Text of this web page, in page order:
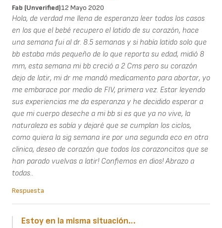
Fab (unverified)12 Mayo 2020
Hola, de verdad me llena de esperanza leer todos los casos
en los que el bebé recupero el latido de su corazón, hace
una semana fui al dr. 8.5 semanas y si había latido solo que
bb estaba más pequeño de lo que reporta su edad, midió 8
mm, esta semana mi bb creció a 2 Cms pero su corazón
dejo de latir, mi dr me mandó medicamento para abortar, yo
me embarace por medio de FIV, primera vez. Estar leyendo
sus experiencias me da esperanza y he decidido esperar a
que mi cuerpo deseche a mi bb si es que ya no vive, la
naturaleza es sabía y dejaré que se cumplan los ciclos,
como quiera la sig semana ire por una segunda eco en otra
clinica, deseo de corazón que todos los corazoncitos que se
han parado vuelvas a latir! Confiemos en dios! Abrazo a
todas..
Respuesta
Estoy en la misma situación…